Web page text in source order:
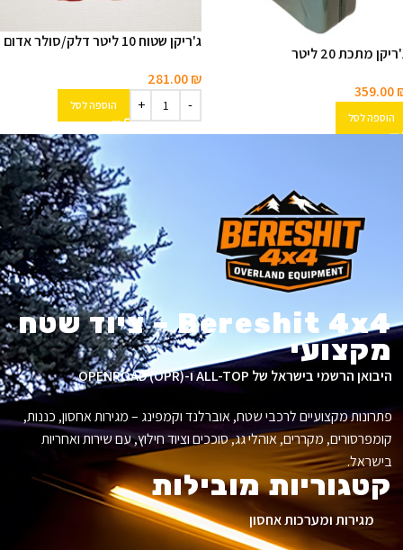
ג'ריקן שטוח 10 ליטר דלק/סולר אדום
281.00₪
הוספה לסל
מתכת 20 ליטר
359.00
הוספה לסל
Bereshit 4x4 – ציוד שטח
מקצועי
היבואן הרשמי בישראל של ALL-TOP ו-OPENROAD (OPR).
פתרונות מקצועיים לרכבי שטח, אוברלנד וקמפינג – מגירות אחסון, כננות,
קומפרסורים, מקררים, אוהלי גג, סוככים וציוד חילוץ, עם שירות ואחריות
בישראל.
קטגוריות מובילות
מגירות ומערכות אחסון